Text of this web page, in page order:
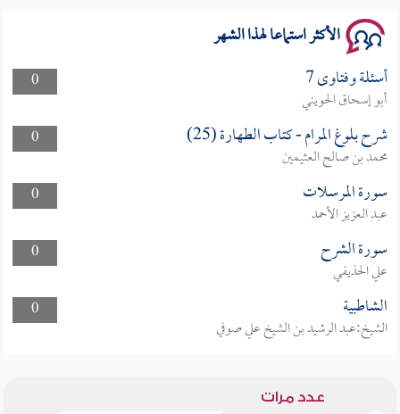
الأكثر استماعا لهذا الشهر
0 أسئلة وفتاوى 7
أبو إسحاق الحويني
0
شرح بلوغ المرام - كتاب الطهارة (25)
محمد بن صالح العثيمين
0
سورة المرسلات
عبد العزيز الأحمد
0
سورة الشرح
علي الحذيفي
0
الشاطبية
الشيخ:عبد الرشيد بن الشيخ علي صوفي
عدد مرات